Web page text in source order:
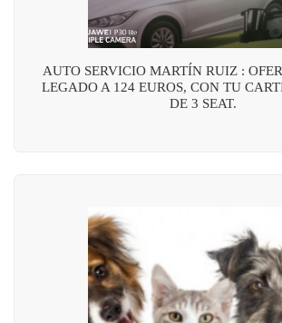
AUTO SERVICIO MARTÍN RUIZ :
LEGADO A 124 EUROS, CON TU
DE 3 SEAT.